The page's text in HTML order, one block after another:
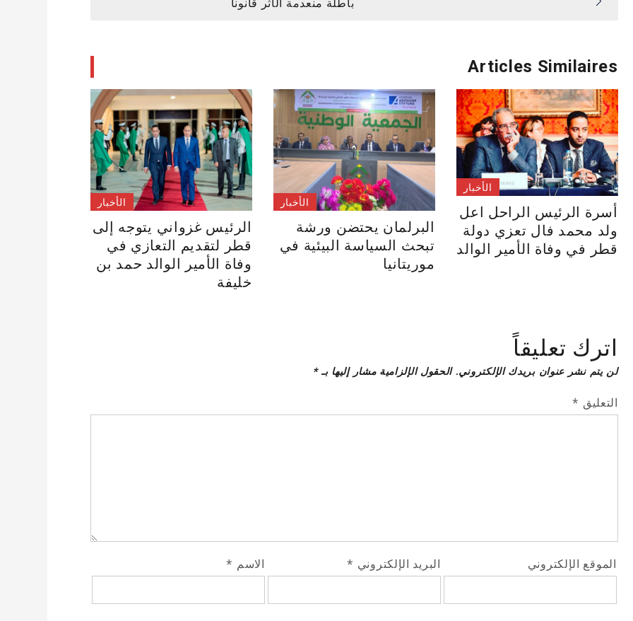
باطلة منعدمة الأثر قانونا
Articles Similaires
الأخبار
الرئيس غزواني يتوجه إلى
قطر لتقديم التعازي في
وفاة الأمير الوالد حمد بن
خليفة
الأخبار
البرلمان يحتضن ورشة
تبحث السياسة البيئية في
موريتانيا
الأخبار
أسرة الرئيس الراحل اعل
ولد محمد فال تعزي دولة
قطر في وفاة الأمير الوالد
اترك تعليقاً
لن يتم نشر عنوان بريدك الإلكتروني. الحقول الإلزامية مشار إليها بـ*
التعليق *
الاسم * البريد الإلكتروني * الموقع الإلكتروني